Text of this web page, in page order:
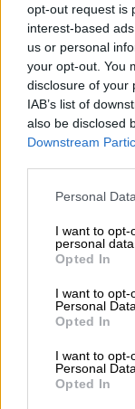
opt-out request is
interest-based
us or personal
your opt-out. You
disclosure of your
IAB’s list of
also be disclosed
Downstream
Please note that
not limited to
grant or deny
use your data for
consent section.
Personal
I want to opt-
personal data.
Opted In
I want to opt-
Personal Data.
Opted In
I want to opt-
Personal
Opted In
Σε ένδειξη
Κώστα
τελευταία
εκλογήΠτΔ.
ΔΙΑΒΑΣΤΕ
Ελλάδα|
σεισμών
Ελλάδα|
Κλήρωση
κέρδισε